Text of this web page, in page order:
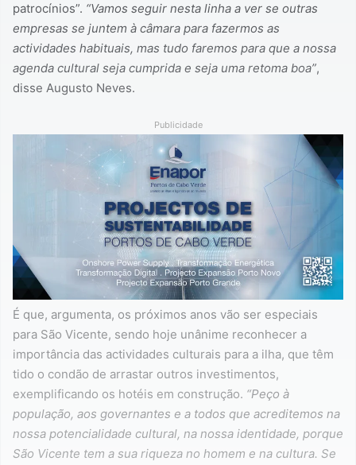
patrocínios”. “Vamos seguir nesta linha a ver se outras
empresas se juntem à câmara para fazermos as
actividades habituais, mas tudo faremos para que a nossa
agenda cultural seja cumprida e seja uma retoma boa”,
disse Augusto Neves.
Publicidade
É que, argumenta, os próximos anos vão ser especiais
para São Vicente, sendo hoje unânime reconhecer a
importância das actividades culturais para a ilha, que têm
tido o condão de arrastar outros investimentos,
exemplificando os hotéis em construção. “Peço à
população, aos governantes e a todos que acreditemos na
nossa potencialidade cultural, na nossa identidade, porque
São Vicente tem a sua riqueza no homem e na cultura. Se